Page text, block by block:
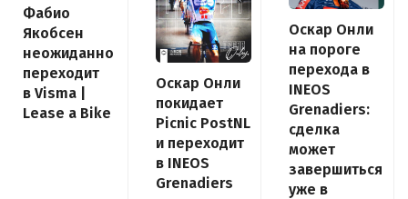
Фабио
Якобсен
неожиданно
переходит
в Visma |
Lease a Bike
Оскар Онли
покидает
Picnic PostNL
и переходит
в INEOS
Grenadiers
Оскар Онли
на пороге
перехода в
INEOS
Grenadiers:
сделка
может
завершиться
уже в